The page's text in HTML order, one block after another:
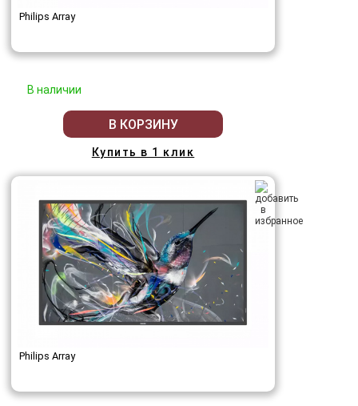
Philips Array
В наличии
В КОРЗИНУ
Купить в 1 клик
Philips Array